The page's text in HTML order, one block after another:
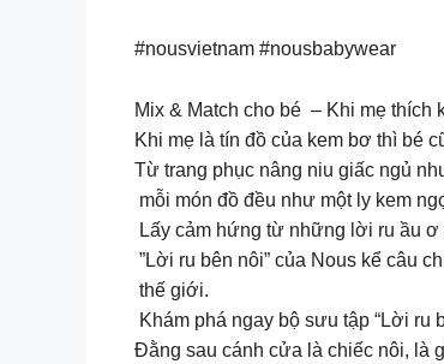
#nousvietnam #nousbabywear
Mix & Match cho bé – Khi mẹ thích
Khi mẹ là tín đồ của kem bơ thì bé
Từ trang phục nâng niu giấc ngủ
mỗi món đồ đều như một ly kem
Lấy cảm hứng từ những lời ru ầu
”Lời ru bên nôi” của Nous kể câu
thế giới.
Khám phá ngay bộ sưu tập “Lời ru
Đằng sau cánh cửa là chiếc nôi, là